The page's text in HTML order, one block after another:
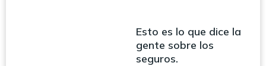
Esto es lo que dice la
gente sobre los
seguros.